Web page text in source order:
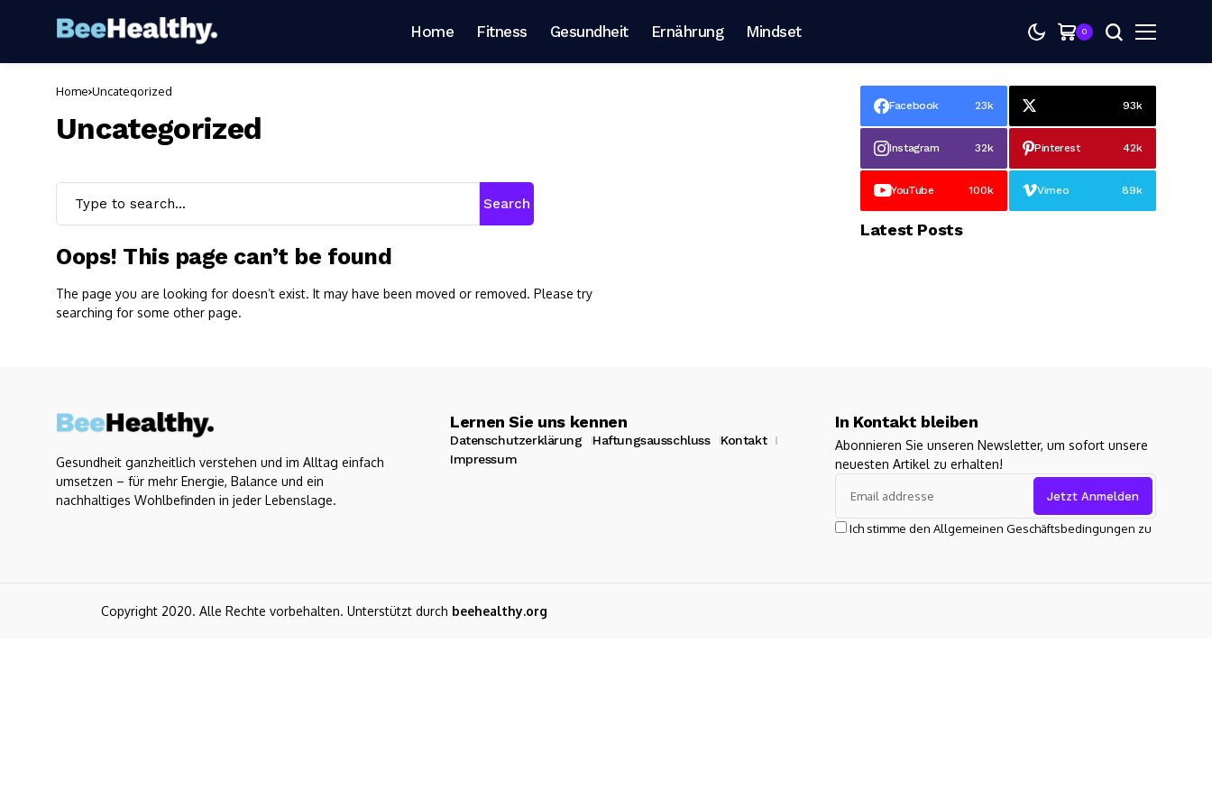
Home Fitness Gesundheit Ernährung Mindset 0
Home Uncategorized
Uncategorized
Search
Oops! This page can’t be found
The page you are looking for doesn’t exist. It may have been moved or removed. Please try
searching for some other page.
Facebook 23k 93k
Instagram 32k Pinterest 42k
YouTube 100k Vimeo 89k
Latest Posts
Gesundheit ganzheitlich verstehen und im Alltag einfach
umsetzen – für mehr Energie, Balance und ein
nachhaltiges Wohlbefinden in jeder Lebenslage.
Lernen Sie uns kennen
Datenschutzerklärung Haftungsausschluss
Kontakt
Impressum
In Kontakt bleiben
Abonnieren Sie unseren Newsletter, um sofort unsere
neuesten Artikel zu erhalten!
Ich stimme den Allgemeinen Geschäftsbedingungen zu
Copyright 2020. Alle Rechte vorbehalten. Unterstützt durch beehealthy.org